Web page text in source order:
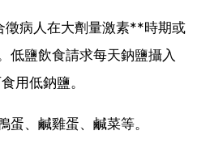
徵病人在大劑量激素**時期或
低鹽飲食請求每天鈉鹽攝入
用低鈉鹽。
蛋、鹹雞蛋、鹹菜等。